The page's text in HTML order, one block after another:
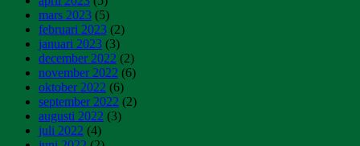
mars 2023 (5)
februari 2023 (2)
januari 2023 (3)
december 2022 (2)
november 2022 (6)
oktober 2022 (6)
september 2022 (2)
augusti 2022 (3)
juli 2022 (4)